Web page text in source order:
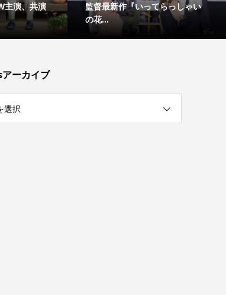
主演、共演
監督最新作『いってらっしゃい
の花...
ーカイブ
選択